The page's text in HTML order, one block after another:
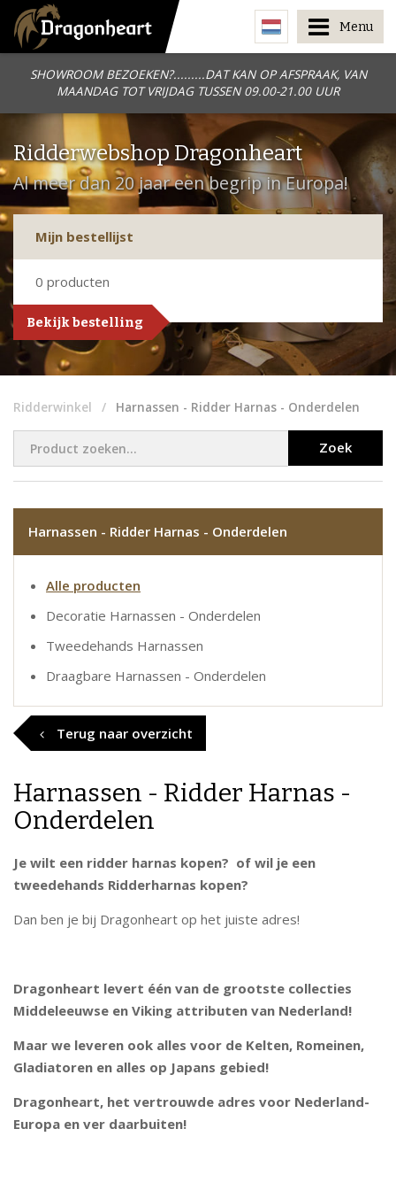
SHOWROOM BEZOEKEN?.........DAT KAN OP AFSPRAAK, VAN
MAANDAG TOT VRIJDAG TUSSEN 09.00-21.00 UUR
Menu
Ridderwebshop Dragonheart
Al meer dan 20 jaar een begrip in Europa!
Mijn bestellijst
0 producten
Bekijk bestelling
Ridderwinkel Harnassen - Ridder Harnas - Onderdelen
Zoek
Harnassen - Ridder Harnas - Onderdelen
Alle producten
Decoratie Harnassen - Onderdelen
Tweedehands Harnassen
Draagbare Harnassen - Onderdelen
Terug naar overzicht
Harnassen - Ridder Harnas -
Onderdelen
Je wilt een ridder harnas kopen? of wil je een
tweedehands Ridderharnas kopen?
Dan ben je bij Dragonheart op het juiste adres!
Dragonheart levert één van de grootste collecties
Middeleeuwse en Viking attributen van Nederland!
Maar we leveren ook alles voor de Kelten, Romeinen,
Gladiatoren en alles op Japans gebied!
Dragonheart, het vertrouwde adres voor Nederland-
Europa en ver daarbuiten!